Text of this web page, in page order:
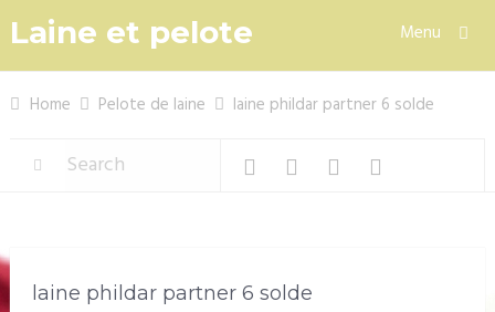
Laine et pelote Menu
Home Pelote de laine laine phildar partner 6 solde
laine phildar partner 6 solde